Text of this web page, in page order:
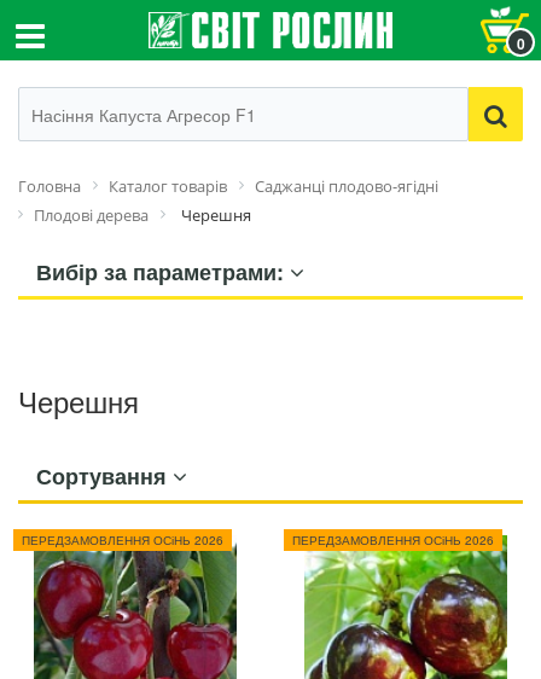
0
Головна Каталог товарів
Саджанці плодово-ягідні
Плодові дерева
Черешня
Вибір за параметрами:
Черешня
Сортування
ПЕРЕДЗАМОВЛЕННЯ ОСіНЬ 2026 ПЕРЕДЗАМОВЛЕННЯ ОСіНЬ 2026